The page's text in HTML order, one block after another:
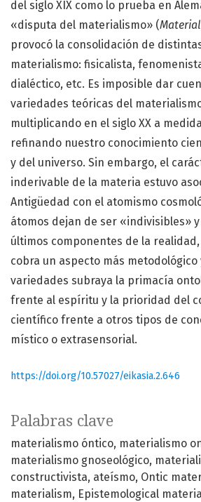
Palabras clave
materialismo óntico materialismo
materialismo gnoseológico
constructivista ateísmo Ontic
materialism
Epistemological
del siglo XIX como lo prueba en
«disputa del materialismo» (
provocó la consolidación de
materialismo: fisicalista,
dialéctico, etc. Es imposible dar
variedades teóricas del
multiplicando en el siglo XX a
refinando nuestro conocimiento
y del universo. Sin embargo, el
inderivable de la materia estuvo
Antigüedad con el atomismo
átomos dejan de ser «indivisibles»
últimos componentes de la
cobra un aspecto más metodológico
variedades subraya la primacía
frente al espíritu y la prioridad del
científico frente a otros tipos de
místico o extrasensorial.
https://doi.org/10.57027/eikasia.2.646